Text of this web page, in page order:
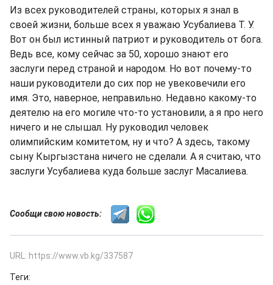
Из всех руководителей страны, которых я знал в
своей жизни, больше всех я уважаю Усубалиева Т. У.
Вот он был истинный патриот и руководитель от бога.
Ведь все, кому сейчас за 50, хорошо знают его
заслуги перед страной и народом. Но вот почему-то
наши руководители до сих пор не увековечили его
имя. Это, наверное, неправильно. Недавно какому-то
деятелю на его могиле что-то установили, а я про него
ничего и не слышал. Ну руководил человек
олимпийским комитетом, ну и что? А здесь, такому
сыну Кыргызстана ничего не сделали. А я считаю, что
заслуги Усубалиева куда больше заслуг Масалиева.
Сообщи свою новость:
URL: https://www.vb.kg/337587
Теги: